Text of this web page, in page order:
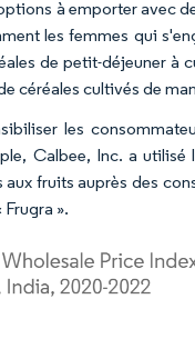
à emporter avec
les femmes qui
de petit-déjeuner à
céréales cultivés de
les
Calbee, Inc. a
fruits auprès des
».